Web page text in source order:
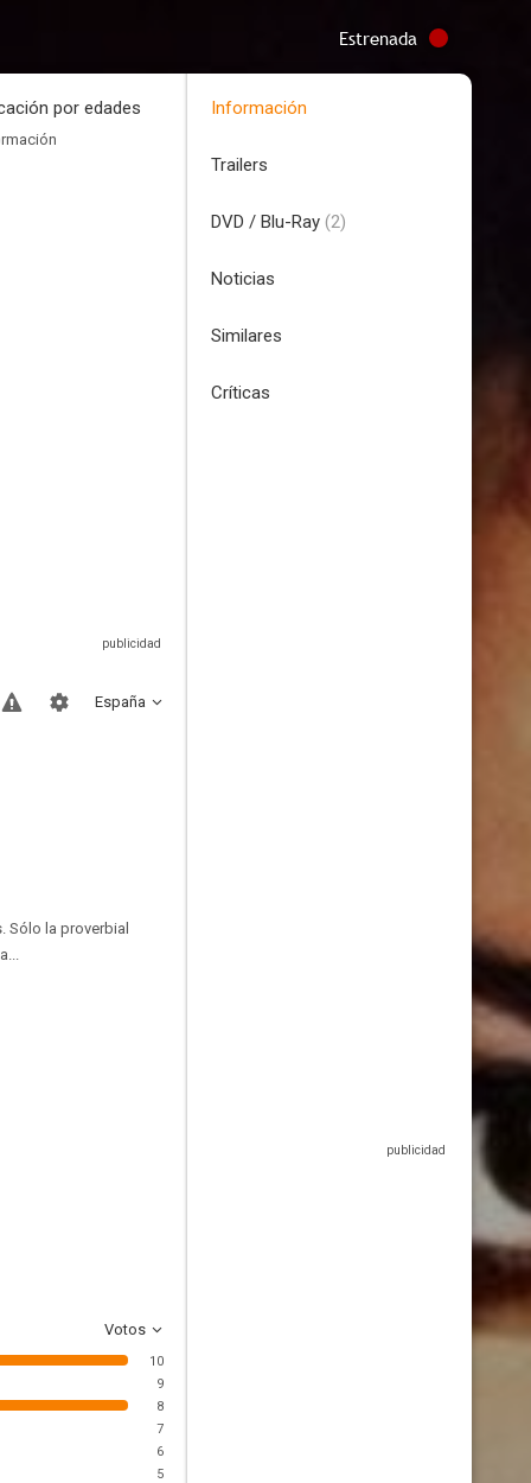
Estrenada
por edades
España
Sólo la proverbial
Votos
10
9
8
7
6
5
Información
Trailers
DVD / Blu-Ray (2)
Noticias
Similares
Críticas